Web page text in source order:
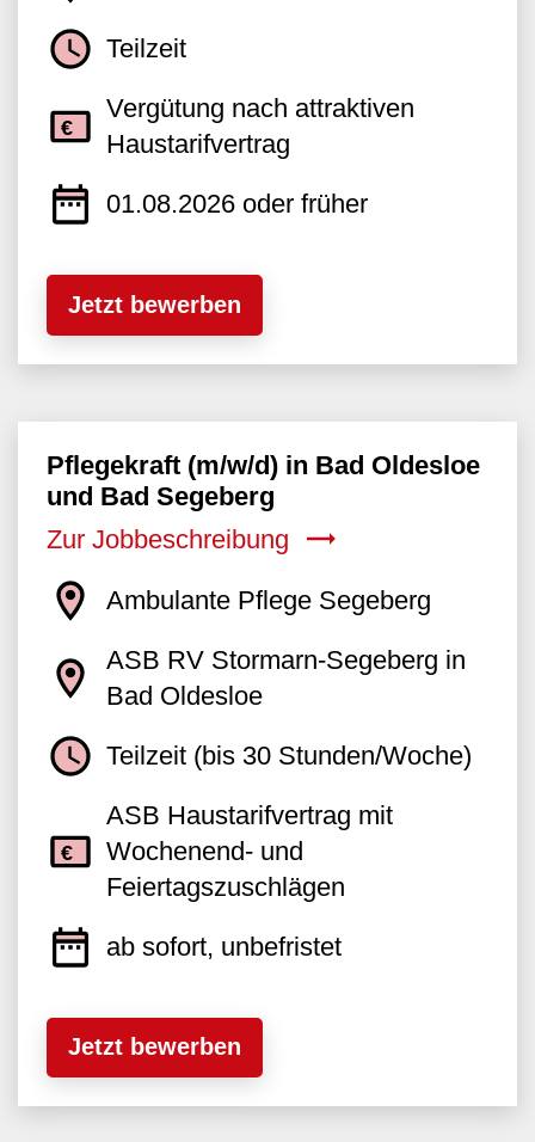
Teilzeit
Vergütung nach attraktiven
Haustarifvertrag
01.08.2026 oder früher
Jetzt bewerben
Pflegekraft (m/w/d) in Bad Oldesloe
und Bad Segeberg
Zur Jobbeschreibung
Ambulante Pflege Segeberg
ASB RV Stormarn-Segeberg in
Bad Oldesloe
Teilzeit (bis 30 Stunden/Woche)
ASB Haustarifvertrag mit
Wochenend- und
Feiertagszuschlägen
ab sofort, unbefristet
Jetzt bewerben